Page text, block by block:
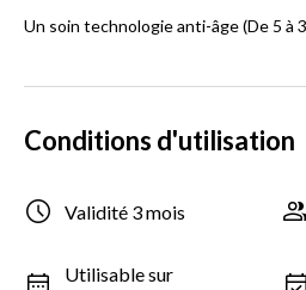
Un soin technologie anti-âge (De 5 à
Conditions d'utilisation
Validité 3 mois
Utilisable sur